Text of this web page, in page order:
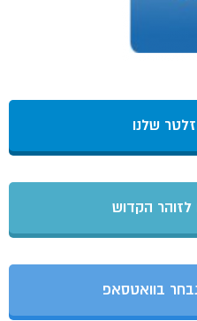
שלנו
לזוהר הקדוש
בוואטסאפ